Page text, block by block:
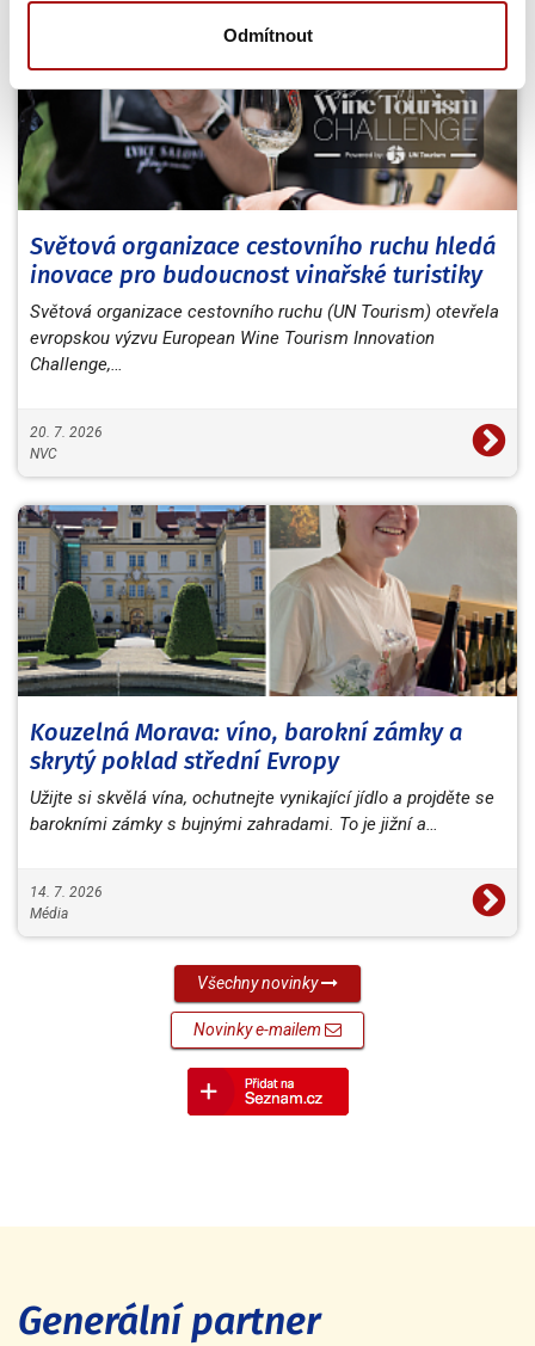
Odmítnout
Světová organizace cestovního ruchu hledá
inovace pro budoucnost vinařské turistiky
Světová organizace cestovního ruchu (UN Tourism) otevřela
evropskou výzvu European Wine Tourism Innovation
Challenge,…
20. 7. 2026
NVC
Kouzelná Morava: víno, barokní zámky a
skrytý poklad střední Evropy
Užijte si skvělá vína, ochutnejte vynikající jídlo a projděte se
barokními zámky s bujnými zahradami. To je jižní a…
14. 7. 2026
Média
Všechny novinky
Novinky e-mailem
Generální partner